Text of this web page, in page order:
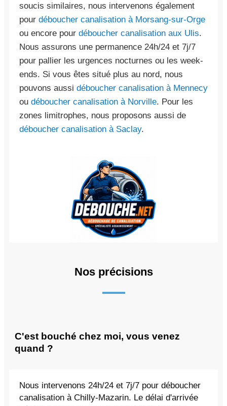
soucis similaires, nous intervenons également
pour déboucher canalisation à Morsang-sur-Orge
ou encore pour déboucher canalisation aux Ulis.
Nous assurons une permanence 24h/24 et 7j/7
pour pallier les urgences nocturnes ou les week-
ends. Si vous êtes situé plus au nord, nous
pouvons aussi déboucher canalisation à Mennecy
ou déboucher canalisation à Norville. Pour les
zones limitrophes, nous proposons aussi de
déboucher canalisation à Saclay.
Nos précisions
C'est bouché chez moi, vous venez
quand ?
Nous intervenons 24h/24 et 7j/7 pour déboucher
canalisation à Chilly-Mazarin. Le délai d'arrivée